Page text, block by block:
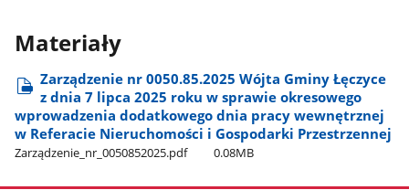
Materiały
Zarządzenie nr 0050.85.2025 Wójta Gminy Łęczyce
z dnia 7 lipca 2025 roku w sprawie okresowego
wprowadzenia dodatkowego dnia pracy wewnętrznej
w Referacie Nieruchomości i Gospodarki Przestrzennej
Zarządzenie​_nr​_0050852025.pdf 0.08MB